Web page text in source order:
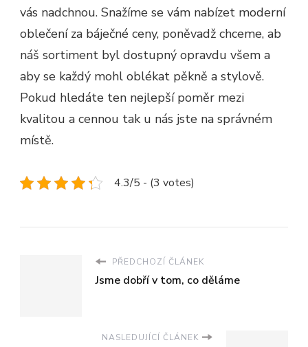
vás nadchnou. Snažíme se vám nabízet moderní
oblečení za báječné ceny, poněvadž chceme, ab
náš sortiment byl dostupný opravdu všem a
aby se každý mohl oblékat pěkně a stylově.
Pokud hledáte ten nejlepší poměr mezi
kvalitou a cennou tak u nás jste na správném
místě.
4.3/5 - (3 votes)
PŘEDCHOZÍ ČLÁNEK
Jsme dobří v tom, co děláme
NASLEDUJÍCÍ ČLÁNEK